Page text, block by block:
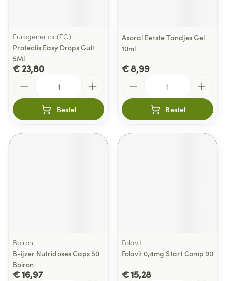
Eurogenerics (EG)
Protectis Easy Drops Gutt
5Ml
€ 23,80
Bestel
Axoral Eerste Tandjes Gel
10ml
€ 8,99
Bestel
Boiron
B-ijzer Nutridoses Caps 50
Boiron
€ 16,97
Folavit
Folavit 0,4mg Start Comp 90
€ 15,28